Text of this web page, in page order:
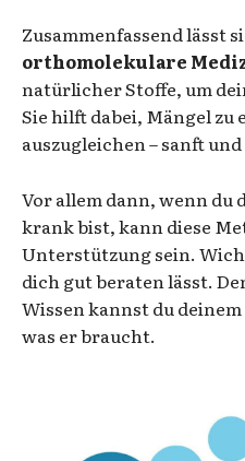
Zusammenfassend lässt
orthomolekulare
natürlicher Stoffe, um
Sie hilft dabei, Mängel
auszugleichen – sanft
Vor allem dann, wenn du
krank bist, kann diese
Unterstützung sein.
dich gut beraten lässt.
Wissen kannst du
was er braucht.